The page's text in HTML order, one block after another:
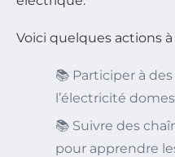
Voici quelques actions
📚 Participer à
l’électricité
📚 Suivre des
pour apprendre